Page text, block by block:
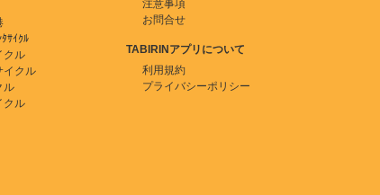
ｻｲｸﾙ
クル
イクル
ル
クル
注意事項
お問合せ
TABIRINアプリについて
利用規約
プライバシーポリシー